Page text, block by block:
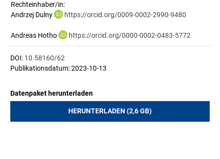
Rechteinhaber/in:
Andrzej Dulny
https://orcid.org/0009-0002-2990-9480
Andreas Hotho https://orcid.org/0000-0002-0483-5772
DOI: 10.58160/62
Publikationsdatum: 2023-10-13
Datenpaket herunterladen
HERUNTERLADEN (2,6 GB)